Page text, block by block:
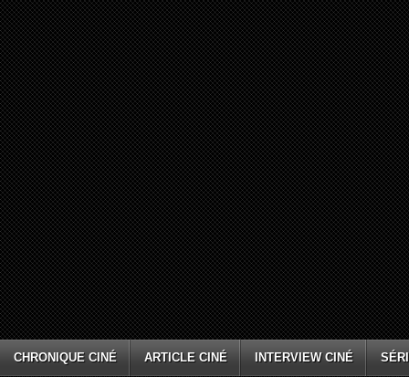
CHRONIQUE CINÉ ARTICLE CINÉ INTERVIEW CINÉ